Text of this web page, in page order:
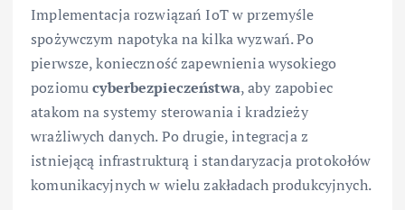
Implementacja rozwiązań IoT w przemyśle
spożywczym napotyka na kilka wyzwań. Po
pierwsze, konieczność zapewnienia wysokiego
poziomucyberbezpieczeństwa, aby zapobiec
atakom na systemy sterowania i kradzieży
wrażliwych danych. Po drugie, integracja z
istniejącą infrastrukturą i standaryzacja protokołów
komunikacyjnych w wielu zakładach produkcyjnych.